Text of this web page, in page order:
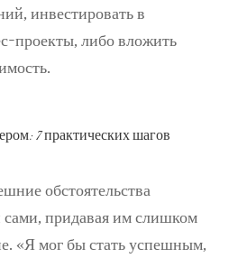
инвестировать в
проекты, либо вложить
7 практических шагов
обстоятельства
сами, придавая им слишком
«Я мог бы стать успешным,